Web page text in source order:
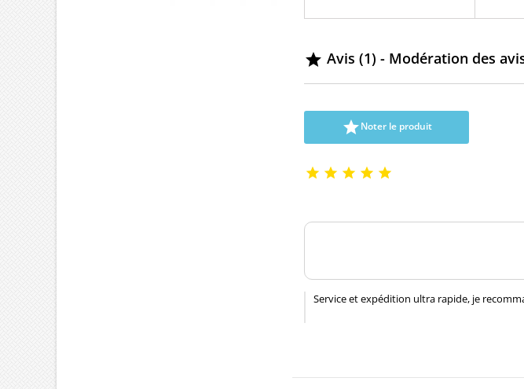
 Avis (1) - Modération des
Noter le produit
    
Service et expédition ultra rapide, je